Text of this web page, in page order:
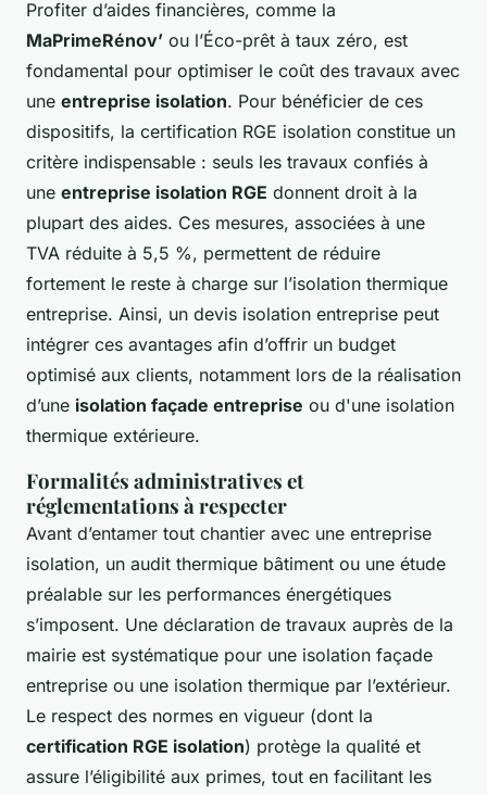
Profiter d’aides financières, comme la
MaPrimeRénov’ ou l’Éco-prêt à taux zéro, est
fondamental pour optimiser le coût des travaux avec
une entreprise isolation. Pour bénéficier de ces
dispositifs, la certification RGE isolation constitue un
critère indispensable : seuls les travaux confiés à
une entreprise isolation RGE donnent droit à la
plupart des aides. Ces mesures, associées à une
TVA réduite à 5,5 %, permettent de réduire
fortement le reste à charge sur l’isolation thermique
entreprise. Ainsi, un devis isolation entreprise peut
intégrer ces avantages afin d’offrir un budget
optimisé aux clients, notamment lors de la réalisation
d’une isolation façade entreprise ou d'une isolation
thermique extérieure.
Formalités administratives et
réglementations à respecter
Avant d’entamer tout chantier avec une entreprise
isolation, un audit thermique bâtiment ou une étude
préalable sur les performances énergétiques
s’imposent. Une déclaration de travaux auprès de la
mairie est systématique pour une isolation façade
entreprise ou une isolation thermique par l’extérieur.
Le respect des normes en vigueur (dont la
certification RGE isolation) protège la qualité et
assure l’éligibilité aux primes, tout en facilitant les